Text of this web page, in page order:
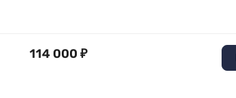
114 000 ₽